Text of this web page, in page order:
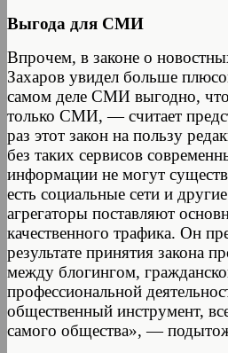
Выгода для СМИ
Впрочем, в законе о
Захаров увидел больше
самом деле СМИ выгодно,
только СМИ, — считает
раз этот закон на пользу
без таких сервисов
информации не могут
есть социальные сети и
агрегаторы поставляют
качественного трафика. Он
результате принятия закона
между блогингом,
профессиональной
общественный инструмент,
самого общества», —